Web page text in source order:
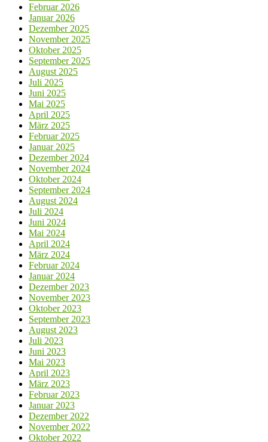
Februar 2026
Januar 2026
Dezember 2025
November 2025
Oktober 2025
September 2025
August 2025
Juli 2025
Juni 2025
Mai 2025
April 2025
März 2025
Februar 2025
Januar 2025
Dezember 2024
November 2024
Oktober 2024
September 2024
August 2024
Juli 2024
Juni 2024
Mai 2024
April 2024
März 2024
Februar 2024
Januar 2024
Dezember 2023
November 2023
Oktober 2023
September 2023
August 2023
Juli 2023
Juni 2023
Mai 2023
April 2023
März 2023
Februar 2023
Januar 2023
Dezember 2022
November 2022
Oktober 2022